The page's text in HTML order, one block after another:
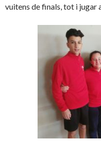
vuitens de finals, tot i jugar